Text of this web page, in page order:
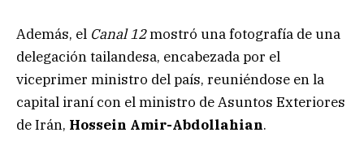
Además, el Canal 12mostró una fotografía de una
delegación tailandesa, encabezada por el
viceprimer ministro del país, reuniéndose en la
capital iraní con el ministro de Asuntos Exteriores
de Irán, Hossein Amir-Abdollahian.